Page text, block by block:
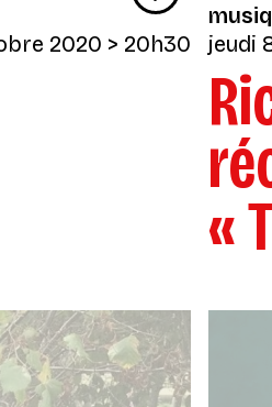
2020 > 20h30
jeudi
«